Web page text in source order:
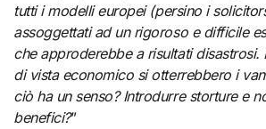
tutti i modelli europei (persino i
assoggettati ad un rigoroso e difficile
che approderebbe a risultati
di vista economico si otterrebbero i
ciò ha un senso? Introdurre storture e
benefici?”